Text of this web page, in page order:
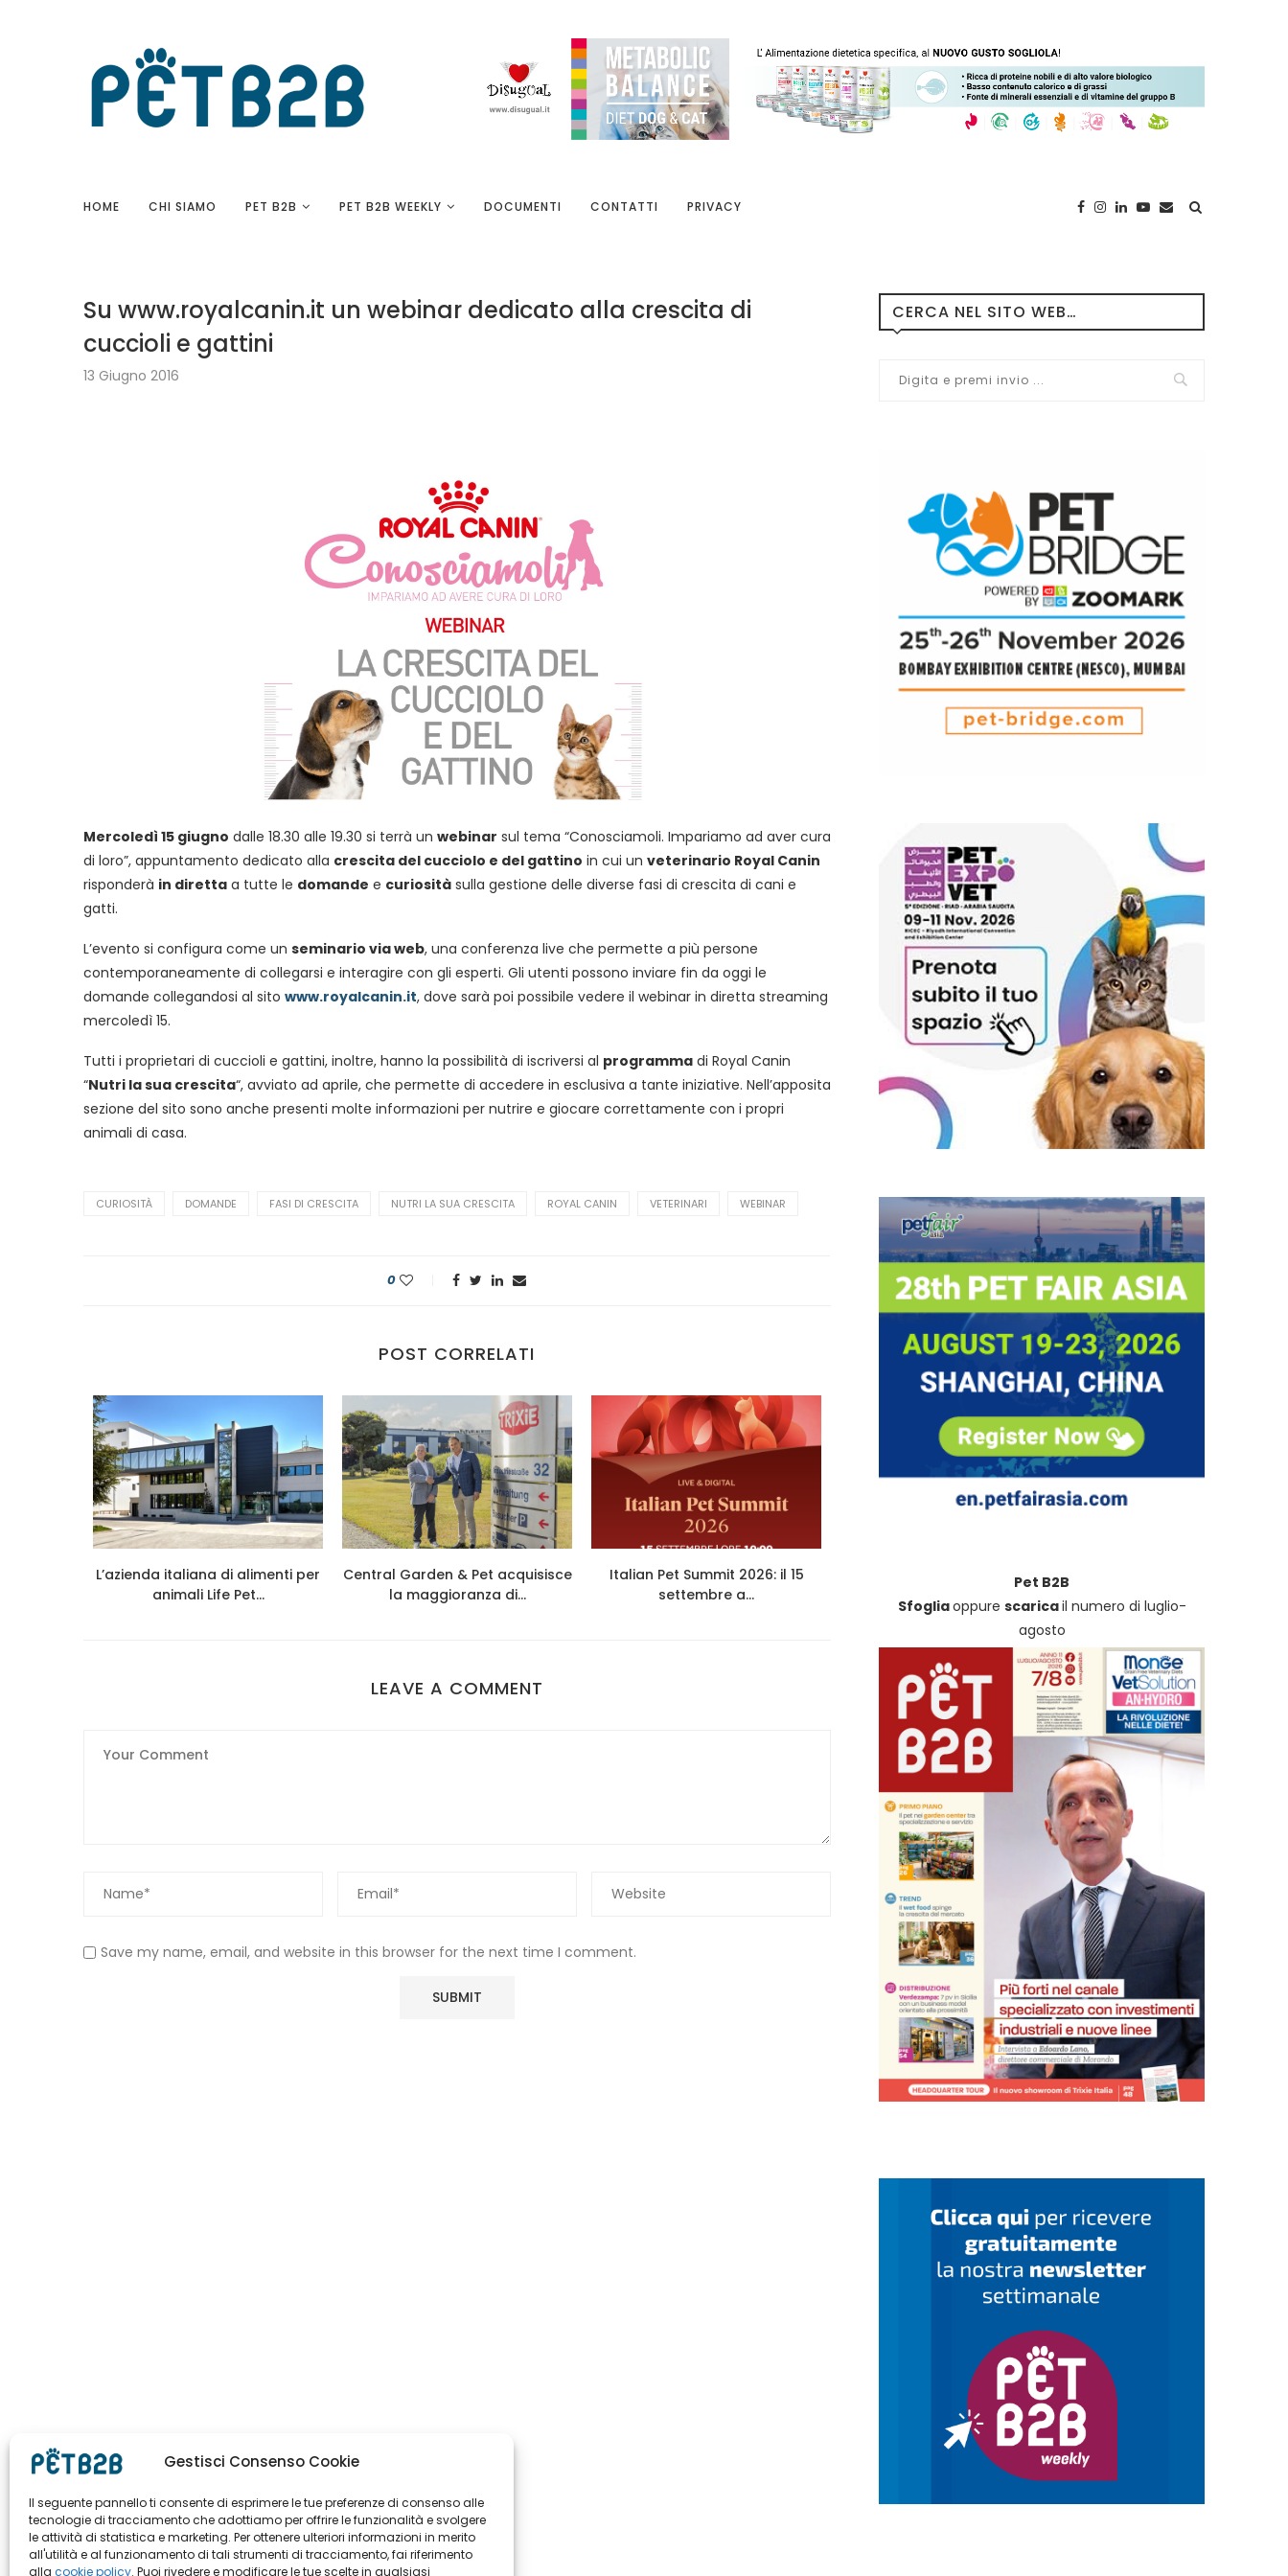
Gestisci Consenso Cookie
Il seguente pannello ti consente di esprimere le tue preferenze di consenso alle
tecnologie di tracciamento che adottiamo per offrire le funzionalità e svolgere
le attività di statistica e marketing. Per ottenere ulteriori informazioni in merito
all'utilità e al funzionamento di tali strumenti di tracciamento, fai riferimento
alla cookie policy. Puoi rivedere e modificare le tue scelte in qualsiasi
HOME CHI SIAMO PET B2B PET B2B WEEKLY DOCUMENTI CONTATTI PRIVACY
Su www.royalcanin.it un webinar dedicato alla crescita di
cuccioli e gattini
13 Giugno 2016
Mercoledì 15 giugno dalle 18.30 alle 19.30 si terrà un webinar sul tema “Conosciamoli. Impariamo ad aver cura
di loro”, appuntamento dedicato alla crescita del cucciolo e del gattino in cui un veterinario Royal Canin
risponderà in diretta a tutte le domande e curiosità sulla gestione delle diverse fasi di crescita di cani e
gatti.
L’evento si configura come un seminario via web, una conferenza live che permette a più persone
contemporaneamente di collegarsi e interagire con gli esperti. Gli utenti possono inviare fin da oggi le
domande collegandosi al sito www.royalcanin.it, dove sarà poi possibile vedere il webinar in diretta streaming
mercoledì 15.
Tutti i proprietari di cuccioli e gattini, inoltre, hanno la possibilità di iscriversi al programma di Royal Canin
“Nutri la sua crescita“, avviato ad aprile, che permette di accedere in esclusiva a tante iniziative. Nell’apposita
sezione del sito sono anche presenti molte informazioni per nutrire e giocare correttamente con i propri
animali di casa.
CURIOSITÀ DOMANDE FASI DI CRESCITA NUTRI LA SUA CRESCITA ROYAL CANIN VETERINARI WEBINAR
0
POST CORRELATI
L’azienda italiana di alimenti per
animali Life Pet...
Central Garden & Pet acquisisce
la maggioranza di...
Italian Pet Summit 2026: il 15
settembre a...
Controlli Nas sul pet food,
LEAVE A COMMENT
Save my name, email, and website in this browser for the next time I comment.
CERCA NEL SITO WEB…
Pet B2B
Sfogliaoppure scaricail numero di luglio-
agosto